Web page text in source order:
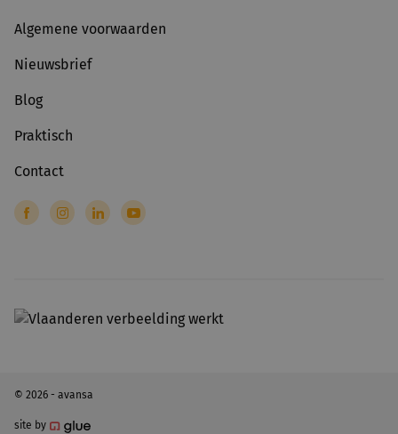
Algemene voorwaarden
Nieuwsbrief
Blog
Praktisch
Contact
© 2026 - avansa
site by